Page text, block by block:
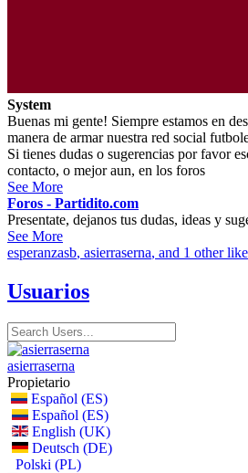
System
Buenas mi gente! Siempre estamos en
manera de armar nuestra red social
Si tienes dudas o sugerencias por favor
contacto, o mejor aun, en los foros
See More
Foros - Partidito.com
Presentate, dejanos tus dudas, ideas y
See More
esperanzasb, asierraserna, and 1 other
Usuarios
asierraserna
Propietario
Español (ES)
Español (ES)
English (UK)
Deutsch (DE)
Polski (PL)